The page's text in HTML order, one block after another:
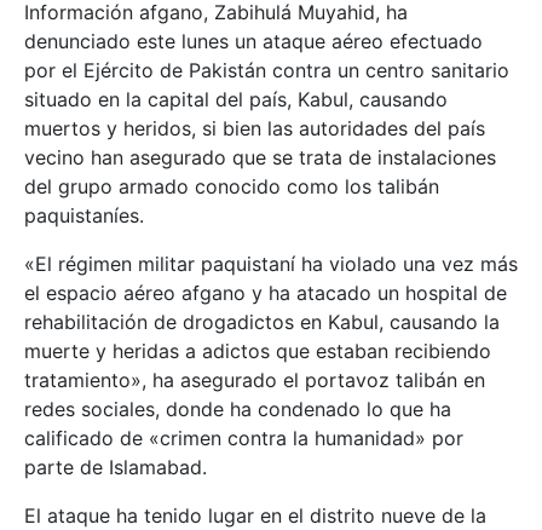
Información afgano, Zabihulá Muyahid, ha
denunciado este lunes un ataque aéreo efectuado
por el Ejército de Pakistán contra un centro sanitario
situado en la capital del país, Kabul, causando
muertos y heridos, si bien las autoridades del país
vecino han asegurado que se trata de instalaciones
del grupo armado conocido como los talibán
paquistaníes.
«El régimen militar paquistaní ha violado una vez más
el espacio aéreo afgano y ha atacado un hospital de
rehabilitación de drogadictos en Kabul, causando la
muerte y heridas a adictos que estaban recibiendo
tratamiento», ha asegurado el portavoz talibán en
redes sociales, donde ha condenado lo que ha
calificado de «crimen contra la humanidad» por
parte de Islamabad.
El ataque ha tenido lugar en el distrito nueve de la